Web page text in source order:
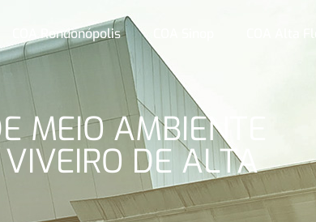
COA Rondonópolis COA Alta
MEIO AMBIENTE
DE ALTA